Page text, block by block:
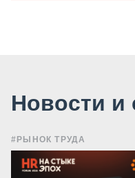
Новости и
#РЫНОК ТРУДА